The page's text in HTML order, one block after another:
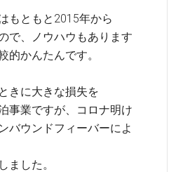
もともと2015年から
で、ノウハウもあります
的かんたんです。
きに大きな損失を
事業ですが、コロナ明け
バウンドフィーバーによ
ました。